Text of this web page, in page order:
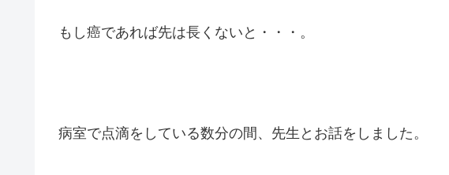
もし癌であれば先は長くないと・・・。
病室で点滴をしている数分の間、先生とお話をしました。